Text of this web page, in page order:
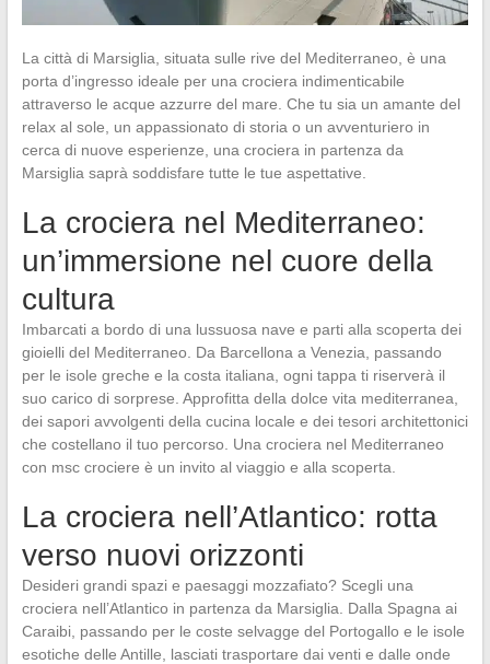
La città di Marsiglia, situata sulle rive del Mediterraneo, è una
porta d’ingresso ideale per una crociera indimenticabile
attraverso le acque azzurre del mare. Che tu sia un amante del
relax al sole, un appassionato di storia o un avventuriero in
cerca di nuove esperienze, una crociera in partenza da
Marsiglia saprà soddisfare tutte le tue aspettative.
La crociera nel Mediterraneo:
un’immersione nel cuore della
cultura
Imbarcati a bordo di una lussuosa nave e parti alla scoperta dei
gioielli del Mediterraneo. Da Barcellona a Venezia, passando
per le isole greche e la costa italiana, ogni tappa ti riserverà il
suo carico di sorprese. Approfitta della dolce vita mediterranea,
dei sapori avvolgenti della cucina locale e dei tesori architettonici
che costellano il tuo percorso. Una crociera nel Mediterraneo
con msc crociere è un invito al viaggio e alla scoperta.
La crociera nell’Atlantico: rotta
verso nuovi orizzonti
Desideri grandi spazi e paesaggi mozzafiato? Scegli una
crociera nell’Atlantico in partenza da Marsiglia. Dalla Spagna ai
Caraibi, passando per le coste selvagge del Portogallo e le isole
esotiche delle Antille, lasciati trasportare dai venti e dalle onde